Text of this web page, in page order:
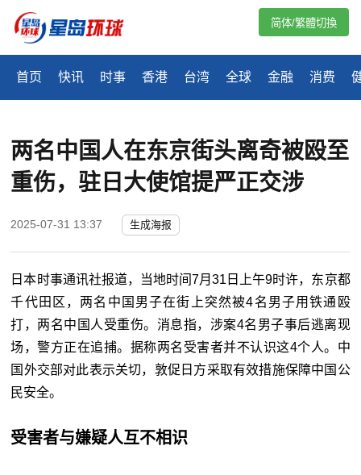
首页 快讯 时事 香港 台湾 全球 金融 消费
简体/繁體切換
两名中国人在东京街头离奇被殴至
重伤，驻日大使馆提严正交涉
2025-07-31 13:37 生成海报
日本时事通讯社报道，当地时间7月31 日上午9时许，东京都
千代田区，两名中国男子在街上突然被4名男子用铁通殴
打，两名中国人受重伤。消息指，涉案4名男子事后逃离现
场，警方正在追捕。据称两名受害者并不认识这4个人。中
国外交部对此表示关切，敦促日方采取有效措施保障中国公
民安全。
受害者与嫌疑人互不相识